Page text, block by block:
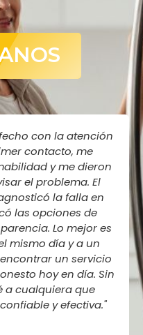
con la atención
contacto, me
y me dieron
el problema. El
la falla en
las opciones de
Lo mejor es
mismo día y a un
un servicio
hoy en día. Sin
a cualquiera que
y efectiva."